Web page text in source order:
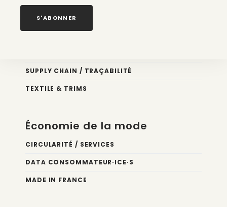
Nos newsletters
Éco conception
SUPPLY CHAIN / TRAÇABILITÉ
TEXTILE & TRIMS
Économie de la mode
CIRCULARITÉ / SERVICES
DATA CONSOMMATEUR·ICE·S
MADE IN FRANCE
S'ABONNER